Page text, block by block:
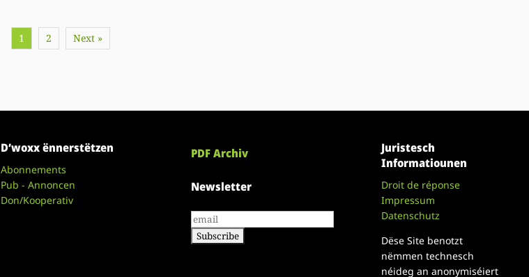
1 2 Next »
D’woxx ënnerstëtzen
Abonnements
Pub - Annoncen
Don/Kooperativ
PDF Archiv
Newsletter
Juristesch
Informatiounen
Droit de réponse
Impressum
Datenschutz
Dëse Site benotzt
nëmmen technesch
néideg an anonymiséiert